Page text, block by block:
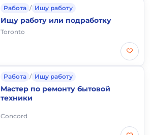
Работа / Ищу работу
Ищу работу или подработку
Toronto
Работа / Ищу работу
Мастер по ремонту бытовой
техники
Concord